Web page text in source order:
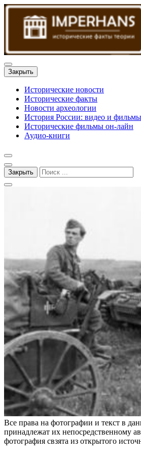
Закрыть
Исторические новости
Исторические факты
Новости археологии
История России: видео и фильмы
Исторические фильмы он-лайн
Аудио-книги
Закрыть
Все права на фотографии и текст в
принадлежат их непосредственному
фотография свзята из открытого